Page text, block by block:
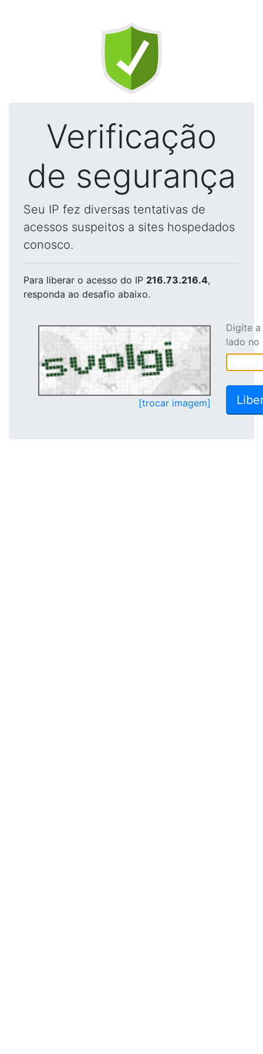
Verificação
de segurança
Seu IP fez diversas tentativas de
acessos suspeitos a sites hospedados
conosco.
Para liberar o acesso do IP 216.73.216.4,
responda ao desafio abaixo.
[trocar imagem]
Digite
lado no